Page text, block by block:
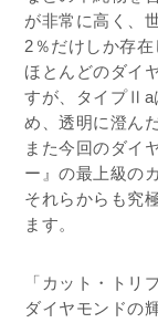
が非常に高く、
2％だけしか存在
ほとんどのダイ
すが、タイプⅡa
め、透明に澄ん
また今回のダイ
ー』の最上級の
それらからも究
ます。
「カット・トリ
ダイヤモンドの